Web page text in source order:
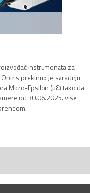
instrumenata za
prekinuo je saradnju
Micro-Epsilon (µƐ) tako da
od 30.06.2025. više